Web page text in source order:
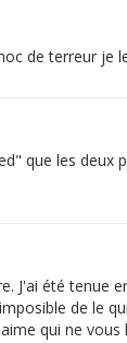
de terreur je
que les deux
J'ai été tenue
de le
qui ne vous